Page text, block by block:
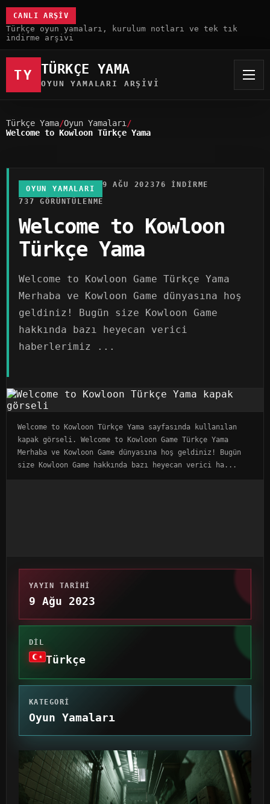
CANLI ARŞIV
Türkçe oyun yamaları, kurulum notları ve tek tık
indirme arşivi
TY TÜRKÇE YAMA
OYUN YAMALARI ARŞIVI
Türkçe Yama Oyun Yamaları
Welcome to Kowloon Türkçe Yama
OYUN YAMALARI 9 AĞU 202376 INDIRME
737 GÖRÜNTÜLENME
Welcome to Kowloon
Türkçe Yama
Welcome to Kowloon Game Türkçe Yama
Merhaba ve Kowloon Game dünyasına hoş
geldiniz! Bugün size Kowloon Game
hakkında bazı heyecan verici
haberlerimiz ...
Welcome to Kowloon Türkçe Yama sayfasında kullanılan
kapak görseli. Welcome to Kowloon Game Türkçe Yama
Merhaba ve Kowloon Game dünyasına hoş geldiniz! Bugün
size Kowloon Game hakkında bazı heyecan verici ha...
YAYIN TARIHI
9 Ağu 2023
DIL
Türkçe
KATEGORI
Oyun Yamaları